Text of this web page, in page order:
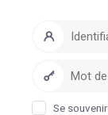
Se souvenir